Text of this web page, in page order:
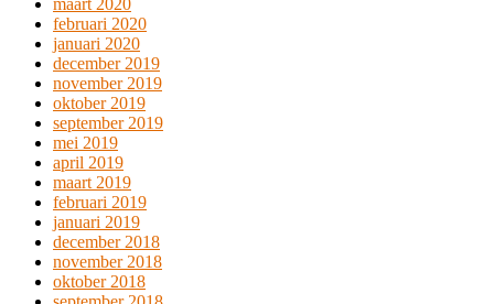
februari 2020
januari 2020
december 2019
november 2019
oktober 2019
september 2019
mei 2019
april 2019
maart 2019
februari 2019
januari 2019
december 2018
november 2018
oktober 2018